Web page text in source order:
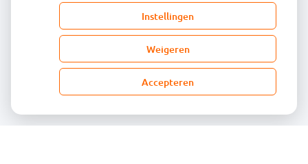
toegestuurde rekening van de apotheek?
declaratie@acdaphagroep.nl
onze
facebook
Instellingen
Weigeren
Accepteren